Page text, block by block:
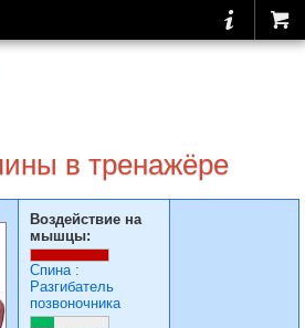
в тренажёре
Воздействие на
мышцы:
Спина:
Разгибатель
позвоночника